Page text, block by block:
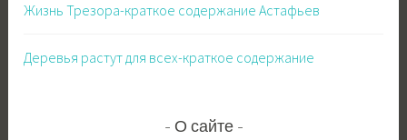
Жизнь Трезора-краткое содержание Астафьев
Деревья растут для всех-краткое содержание
О сайте